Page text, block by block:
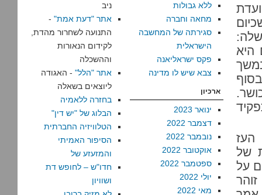
היא
העז
של
על
ללא גבולות
מחאה וחברה
סגירתה של המחשבה
הישראלית
פקס ישראליאנה
צבא שיש לו מדינה
ארכיון
ינואר 2023
דצמבר 2022
נובמבר 2022
אוקטובר 2022
ספטמבר 2022
יולי 2022
מאי 2022
ניב
אתר "דעת אמת" -
התנועה לשחרור מהדת,
לקידום הנאורות
וההשכלה
אתר "הלל" - האגודה
ליוצאים בשאלה
בחזרה ללאמיה
הבלוג של "יש דין"
הטלוויזיה החברתית
הסיפור האמיתי
והמזעזע של
חדו"ש – לחופש דת
ושוויון